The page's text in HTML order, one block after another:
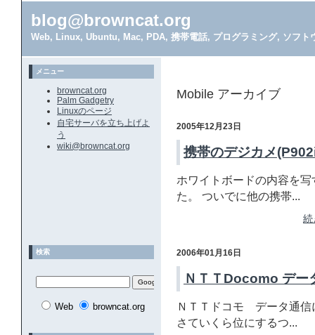
blog@browncat.org
Web, Linux, Ubuntu, Mac, PDA, 携帯電話, プログラミング, ソフト
Mobile アーカイブ
2005年12月23日
携帯のデジカメ
ホワイトボードの内容を
た。 ついでに他の携帯...
続
2006年01月16日
ＮＴＴDocomo デー
ＮＴＴドコモ データ通
さていくら位にするつ...
メニュー
browncat.org
Palm Gadgetry
Linuxのページ
自宅サーバを立ち上げよ
う
wiki@browncat.org
検索
Web browncat.org